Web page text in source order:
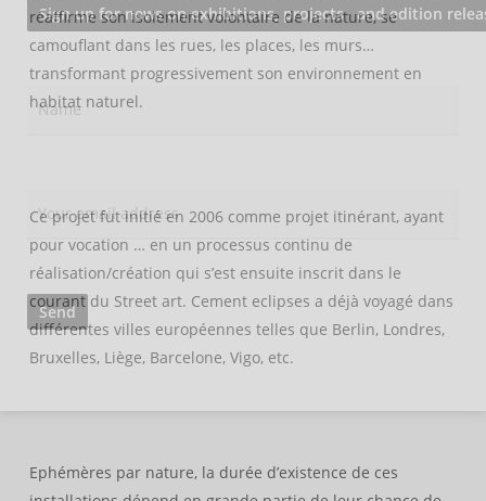
réaffirme son isolement volontaire de la nature, se
camouflant dans les rues, les places, les murs…
transformant progressivement son environnement en
habitat naturel.
Ce projet fut initié en 2006 comme projet itinérant, ayant
pour vocation … en un processus continu de
réalisation/création qui s’est ensuite inscrit dans le
courant du Street art. Cement eclipses a déjà voyagé dans
différentes villes européennes telles que Berlin, Londres,
Bruxelles, Liège, Barcelone, Vigo, etc.
Ephémères par nature, la durée d’existence de ces